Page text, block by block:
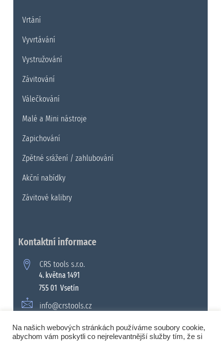
Vrtání
Vyvrtávání
Vystružování
Závitování
Válečkování
Malé a Mini nástroje
Zapichování
Zpětné srážení / zahlubování
Akční nabídky
Závitové kalibry
Kontaktní informace
CRS tools s.r.o.
4. května 1491
755 01 Vsetín
info@crstools.cz
+420 571 990 315
Na našich webových stránkách používáme soubory cookie,
abychom vám poskytli co nejrelevantnější služby tím, že si